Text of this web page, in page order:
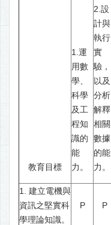
教育目標
1.運
用數
學、
科學
及工
程知
識的
能
力。
2.設
計與
執行
實
驗，
以及
分析
解釋
相關
數據
的能
力。
1. 建立電機與
資訊之堅實科
學理論知識。
P P